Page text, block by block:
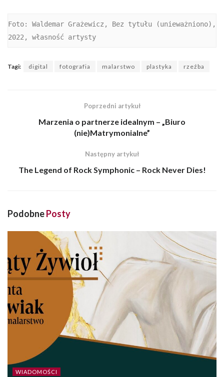
Foto: Waldemar Grażewicz, Bez tytułu (unieważniono),
2022, własność artysty
Tagi: digital fotografia malarstwo plastyka rzeźba
Poprzedni artykuł
Marzenia o partnerze idealnym – „Biuro
(nie)Matrymonialne”
Następny artykuł
The Legend of Rock Symphonic – Rock Never Dies!
PodobnePosty
WIADOMOŚCI